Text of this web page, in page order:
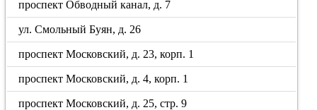
проспект Обводный канал, д. 7
ул. Смольный Буян, д. 26
проспект Московский, д. 23, корп. 1
проспект Московский, д. 4, корп. 1
проспект Московский, д. 25, стр. 9